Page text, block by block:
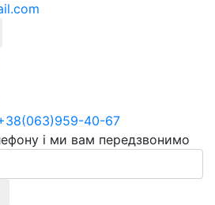
(063)959-40-67
і ми вам передзвонимо